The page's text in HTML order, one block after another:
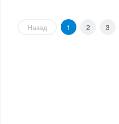
Назад 1 2 3